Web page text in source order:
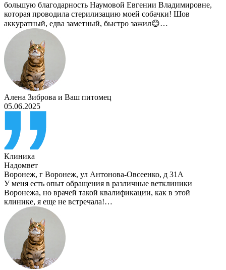
большую благодарность Наумовой Евгении Владимировне,
которая проводила стерилизацию моей собачки! Шов
аккуратный, едва заметный, быстро зажил😊…
Алена Зиброва и Ваш питомец
05.06.2025
Клиника
Надомвет
Воронеж, г Воронеж, ул Антонова-Овсеенко, д 31А
У меня есть опыт обращения в различные ветклиники
Воронежа, но врачей такой квалификации, как в этой
клинике, я еще не встречала!…